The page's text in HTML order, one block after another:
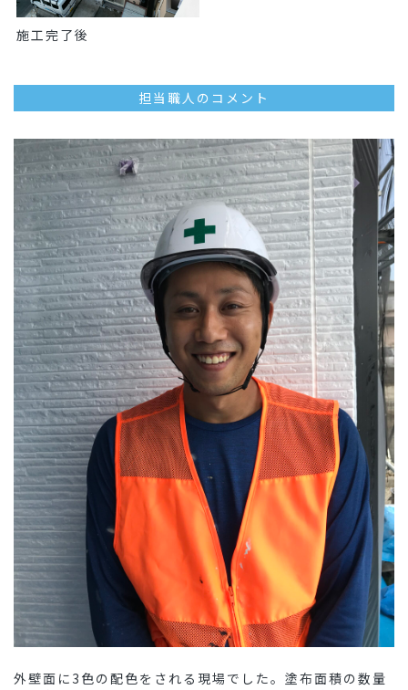
施工完了後
担当職人のコメント
外壁面に3色の配色をされる現場でした。塗布面積の数量